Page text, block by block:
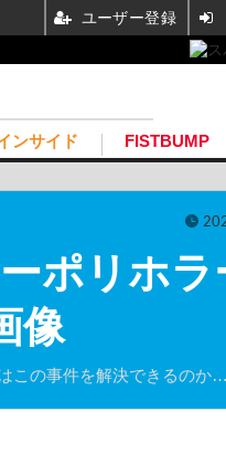
ンサイド FISTBUMP
ポリホラ
像
この事件を解決できるのか
ユーザー登録